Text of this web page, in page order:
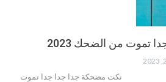
تموت من الضحك 2023
نكت مضحكة جدا جدا جدا تموت